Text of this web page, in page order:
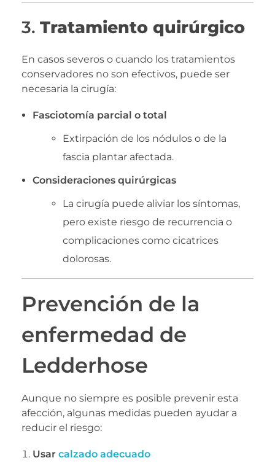
3. Tratamiento quirúrgico
En casos severos o cuando los tratamientos
conservadores no son efectivos, puede ser
necesaria la cirugía:
Fasciotomía parcial o total
Extirpación de los nódulos o de la
fascia plantar afectada.
Consideraciones quirúrgicas
La cirugía puede aliviar los síntomas,
pero existe riesgo de recurrencia o
complicaciones como cicatrices
dolorosas.
Prevención de la
enfermedad de
Ledderhose
Aunque no siempre es posible prevenir esta
afección, algunas medidas pueden ayudar a
reducir el riesgo:
Usar calzado adecuado